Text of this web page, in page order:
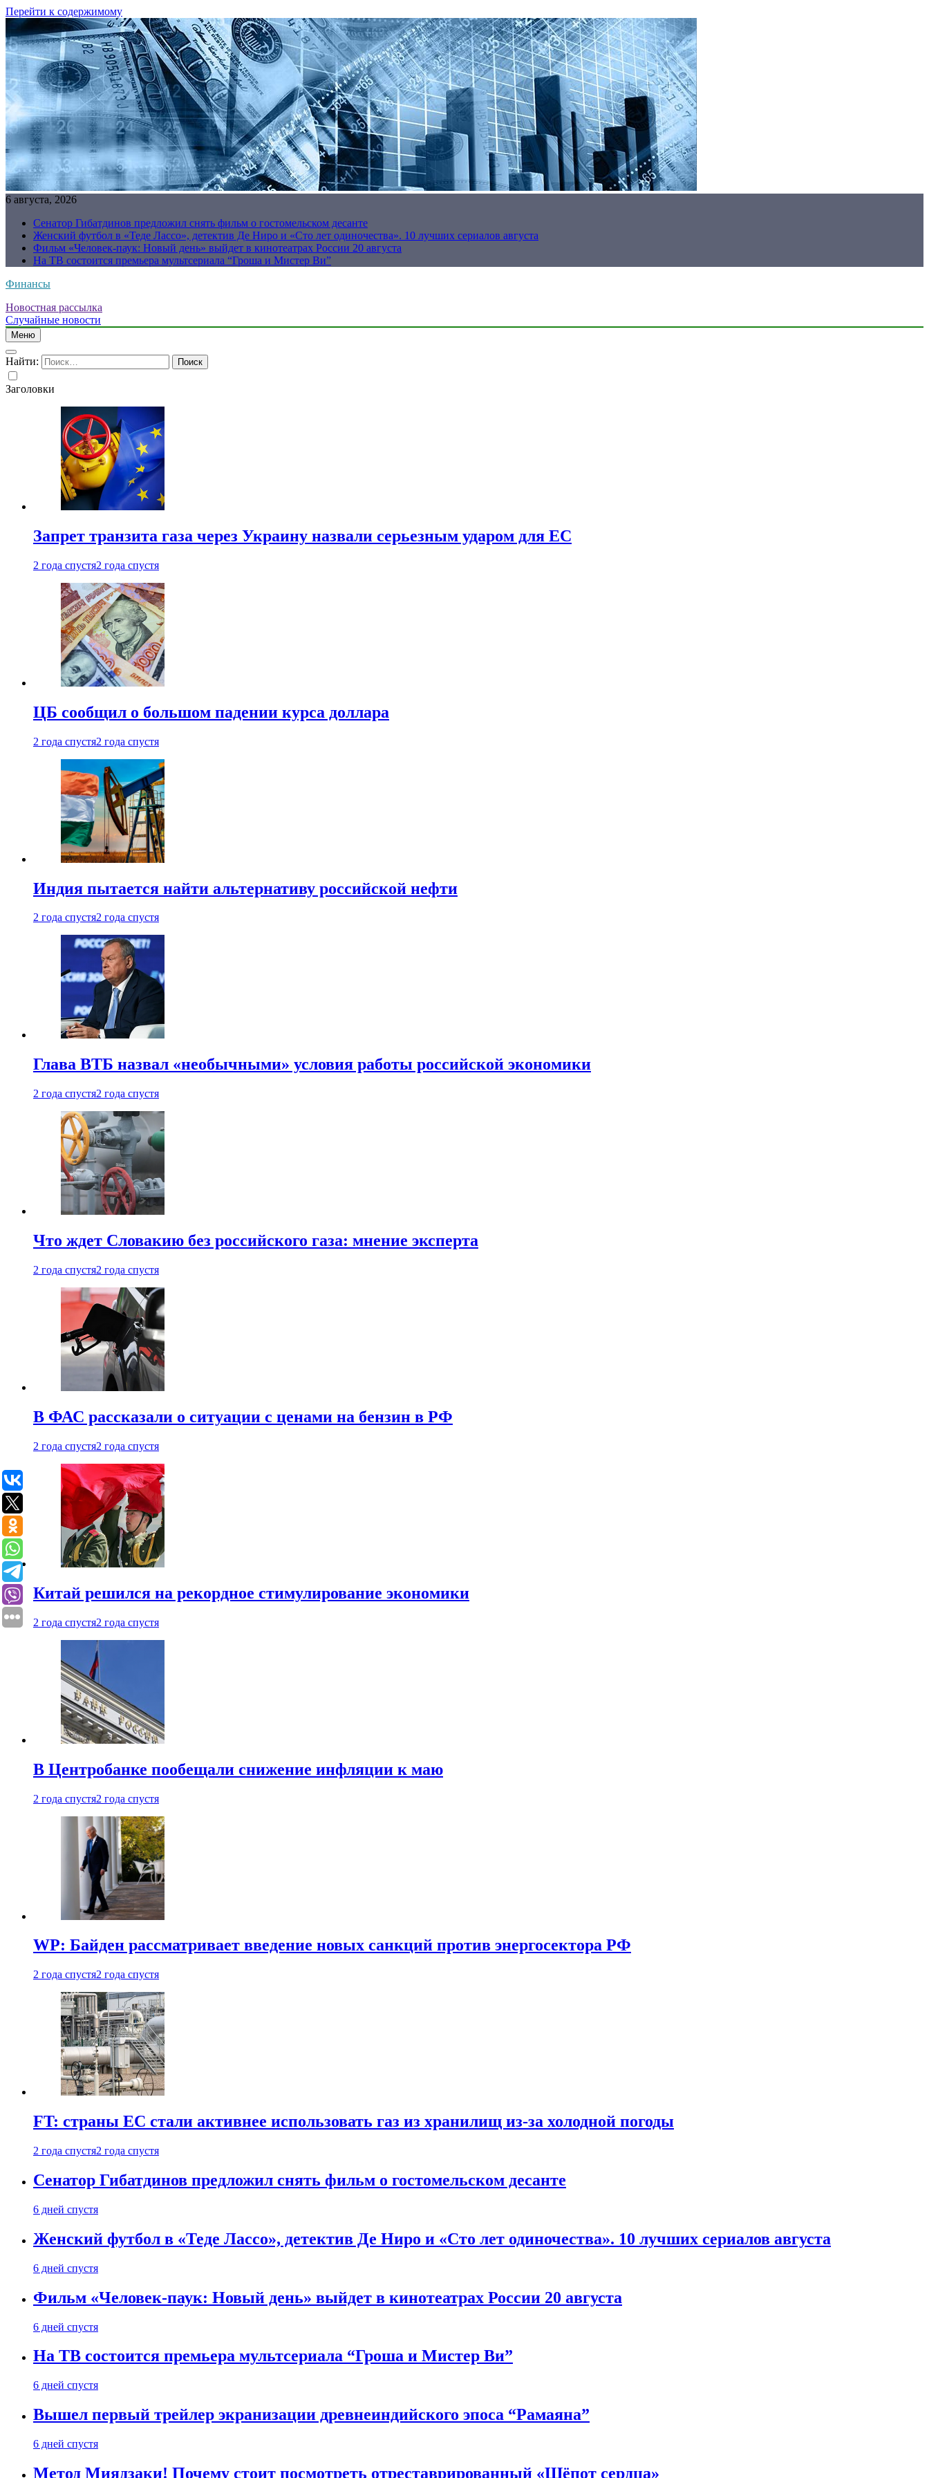
Перейти к содержимому
6 августа, 2026
Сенатор Гибатдинов предложил снять фильм о гостомельском десанте
Женский футбол в «Теде Лассо», детектив Де Ниро и «Сто лет одиночества». 10 лучших сериалов августа
Фильм «Человек-паук: Новый день» выйдет в кинотеатрах России 20 августа
На ТВ состоится премьера мультсериала “Гроша и Мистер Ви”
Финансы
Новостная рассылка
Случайные новости
Меню
Найти:
Заголовки
Запрет транзита газа через Украину назвали серьезным ударом для ЕС
2 года спустя2 года спустя
ЦБ сообщил о большом падении курса доллара
2 года спустя2 года спустя
Индия пытается найти альтернативу российской нефти
2 года спустя2 года спустя
Глава ВТБ назвал «необычными» условия работы российской экономики
2 года спустя2 года спустя
Что ждет Словакию без российского газа: мнение эксперта
2 года спустя2 года спустя
В ФАС рассказали о ситуации с ценами на бензин в РФ
2 года спустя2 года спустя
Китай решился на рекордное стимулирование экономики
2 года спустя2 года спустя
В Центробанке пообещали снижение инфляции к маю
2 года спустя2 года спустя
WP: Байден рассматривает введение новых санкций против энергосектора РФ
2 года спустя2 года спустя
FT: страны ЕС стали активнее использовать газ из хранилищ из-за холодной погоды
2 года спустя2 года спустя
Сенатор Гибатдинов предложил снять фильм о гостомельском десанте
6 дней спустя
Женский футбол в «Теде Лассо», детектив Де Ниро и «Сто лет одиночества». 10 лучших сериалов августа
6 дней спустя
Фильм «Человек-паук: Новый день» выйдет в кинотеатрах России 20 августа
6 дней спустя
На ТВ состоится премьера мультсериала “Гроша и Мистер Ви”
6 дней спустя
Вышел первый трейлер экранизации древнеиндийского эпоса “Рамаяна”
6 дней спустя
Метод Миядзаки! Почему стоит посмотреть отреставрированный «Шёпот сердца»